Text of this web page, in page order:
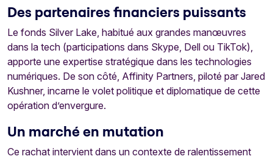
Des partenaires financiers puissants
Le fonds Silver Lake, habitué aux grandes manœuvres
dans la tech (participations dans Skype, Dell ou TikTok),
apporte une expertise stratégique dans les technologies
numériques. De son côté, Affinity Partners, piloté par Jared
Kushner, incarne le volet politique et diplomatique de cette
opération d’envergure.
Un marché en mutation
Ce rachat intervient dans un contexte de ralentissement